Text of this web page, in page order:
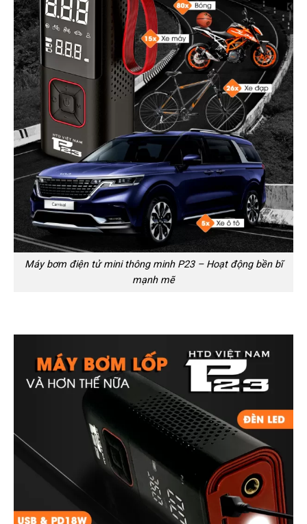
Máy bơm điện tử mini thông minh P23 – Hoạt động bền bĩ
mạnh mẽ